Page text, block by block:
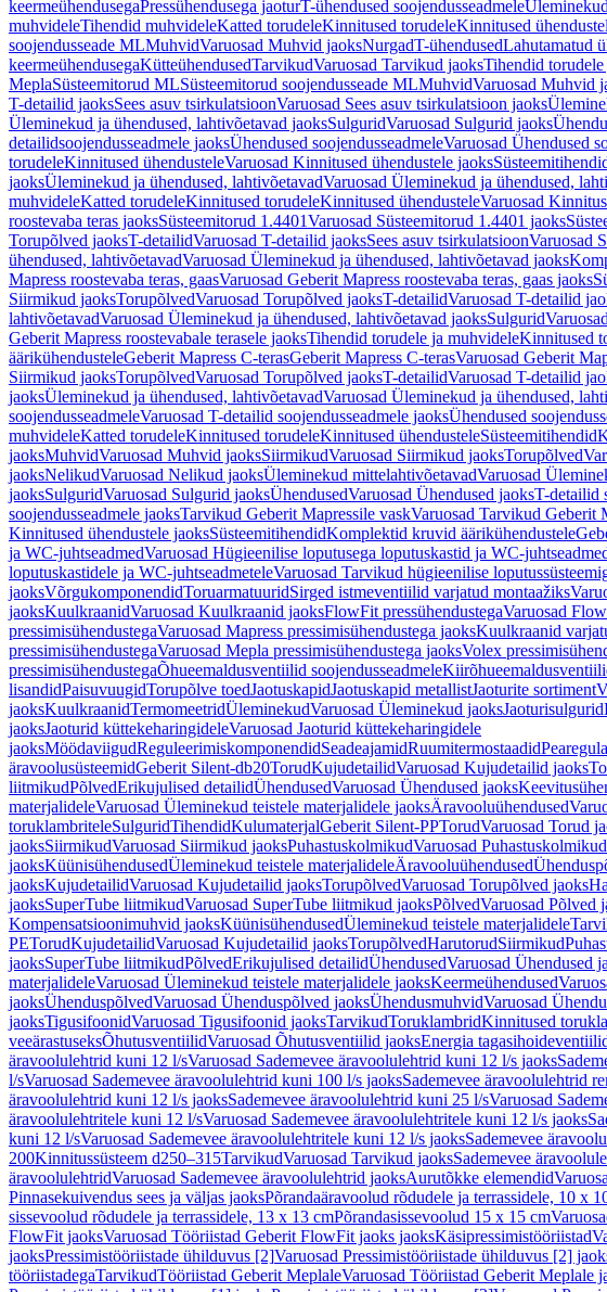
keermeühendusegaPressühendusega jaoturT-ühendused soojendusseadmele
muhvideleTihendid muhvideleKatted torudeleKinnitused torudeleKinnitused
soojendusseade MLMuhvidVaruosad Muhvid jaoksNurgadT-ühendusedLahutamatud
keermeühendusegaKütteühendusedTarvikudVaruosad Tarvikud jaoksTihendid
MeplaSüsteemitorud MLSüsteemitorud soojendusseade MLMuhvidVaruosad Muhvid
T-detailid jaoksSees asuv tsirkulatsioonVaruosad Sees asuv tsirkulatsioon jaoks
Üleminekud ja ühendused, lahtivõetavad jaoksSulguridVaruosad Sulgurid jaoks
detailidsoojendusseadmele jaoksÜhendused soojendusseadmeleVaruosad Ühendused
torudeleKinnitused ühendusteleVaruosad Kinnitused ühendustele jaoks
jaoksÜleminekud ja ühendused, lahtivõetavadVaruosad Üleminekud ja ühendused,
muhvideleKatted torudeleKinnitused torudeleKinnitused ühendusteleVaruosad
roostevaba teras jaoksSüsteemitorud 1.4401Varuosad Süsteemitorud 1.4401 jaoks
Torupõlved jaoksT-detailidVaruosad T-detailid jaoksSees asuv tsirkulatsioonVaruosad
ühendused, lahtivõetavadVaruosad Üleminekud ja ühendused, lahtivõetavad jaoks
Mapress roostevaba teras, gaasVaruosad Geberit Mapress roostevaba teras, gaas jaoks
Siirmikud jaoksTorupõlvedVaruosad Torupõlved jaoksT-detailidVaruosad T-detailid
lahtivõetavadVaruosad Üleminekud ja ühendused, lahtivõetavad jaoksSulgurid
Geberit Mapress roostevabale terasele jaoksTihendid torudele ja muhvideleKinnitused
äärikühendusteleGeberit Mapress C-terasGeberit Mapress C-terasVaruosad Geberit
Siirmikud jaoksTorupõlvedVaruosad Torupõlved jaoksT-detailidVaruosad T-detailid
jaoksÜleminekud ja ühendused, lahtivõetavadVaruosad Üleminekud ja ühendused,
soojendusseadmeleVaruosad T-detailid soojendusseadmele jaoksÜhendused
muhvideleKatted torudeleKinnitused torudeleKinnitused ühendusteleSüsteemitihendid
jaoksMuhvidVaruosad Muhvid jaoksSiirmikudVaruosad Siirmikud jaoksTorupõlved
jaoksNelikudVaruosad Nelikud jaoksÜleminekud mittelahtivõetavadVaruosad
jaoksSulguridVaruosad Sulgurid jaoksÜhendusedVaruosad Ühendused jaoksT-detailid
soojendusseadmele jaoksTarvikud Geberit Mapressile vaskVaruosad Tarvikud Geberit
Kinnitused ühendustele jaoksSüsteemitihendidKomplektid kruvid äärikühendustele
ja WC-juhtseadmedVaruosad Hügieenilise loputusega loputuskastid ja WC-
loputuskastidele ja WC-juhtseadmeteleVaruosad Tarvikud hügieenilise
jaoksVõrgukomponendidToruarmatuuridSirged istmeventiilid varjatud montaažiks
jaoksKuulkraanidVaruosad Kuulkraanid jaoksFlowFit pressühendustegaVaruosad
pressimisühendustegaVaruosad Mapress pressimisühendustega jaoksKuulkraanid
pressimisühendustegaVaruosad Mepla pressimisühendustega jaoksVolex
pressimisühendustegaÕhueemaldusventiilid soojendusseadmele
lisandidPaisuvuugidTorupõlve toedJaotuskapidJaotuskapid metallistJaoturite sortiment
jaoksKuulkraanidTermomeetridÜleminekudVaruosad Üleminekud jaoksJaoturisulgurid
jaoksJaoturid küttekeharingideleVaruosad Jaoturid küttekeharingidele
jaoksMöödaviigudReguleerimiskomponendidSeadeajamidRuumitermostaadid
äravoolusüsteemidGeberit Silent-db20TorudKujudetailidVaruosad Kujudetailid jaoks
liitmikudPõlvedErikujulised detailidÜhendusedVaruosad Ühendused jaoks
materjalideleVaruosad Üleminekud teistele materjalidele jaoksÄravooluühendused
toruklambriteleSulguridTihendidKulumaterjalGeberit Silent-PPTorudVaruosad Torud
jaoksSiirmikudVaruosad Siirmikud jaoksPuhastuskolmikudVaruosad
jaoksKüünisühendusedÜleminekud teistele materjalideleÄravooluühendused
jaoksKujudetailidVaruosad Kujudetailid jaoksTorupõlvedVaruosad Torupõlved jaoks
jaoksSuperTube liitmikudVaruosad SuperTube liitmikud jaoksPõlvedVaruosad Põlved
Kompensatsioonimuhvid jaoksKüünisühendusedÜleminekud teistele materjalidele
PETorudKujudetailidVaruosad Kujudetailid jaoksTorupõlvedHarutorudSiirmikud
jaoksSuperTube liitmikudPõlvedErikujulised detailidÜhendusedVaruosad Ühendused
materjalideleVaruosad Üleminekud teistele materjalidele jaoksKeermeühendused
jaoksÜhenduspõlvedVaruosad Ühenduspõlved jaoksÜhendusmuhvidVaruosad
jaoksTigusifoonidVaruosad Tigusifoonid jaoksTarvikudToruklambridKinnitused
veeärastuseksÕhutusventiilidVaruosad Õhutusventiilid jaoksEnergia
äravoolulehtrid kuni 12 l/sVaruosad Sademevee äravoolulehtrid kuni 12 l/s jaoks
l/sVaruosad Sademevee äravoolulehtrid kuni 100 l/s jaoksSademevee äravoolulehtrid
äravoolulehtrid kuni 12 l/s jaoksSademevee äravoolulehtrid kuni 25 l/sVaruosad
äravoolulehtritele kuni 12 l/sVaruosad Sademevee äravoolulehtritele kuni 12 l/s jaoks
kuni 12 l/sVaruosad Sademevee äravoolulehtritele kuni 12 l/s jaoksSademevee
200Kinnitussüsteem d250–315TarvikudVaruosad Tarvikud jaoksSademevee
äravoolulehtridVaruosad Sademevee äravoolulehtrid jaoksAurutõkke elemendid
Pinnasekuivendus sees ja väljas jaoksPõrandaäravoolud rõdudele ja terrassidele, 10 x
sissevoolud rõdudele ja terrassidele, 13 x 13 cmPõrandasissevoolud 15 x 15 cm
FlowFit jaoksVaruosad Tööriistad Geberit FlowFit jaoks jaoksKäsipressimistööriistad
jaoksPressimistööriistade ühilduvus [2]Varuosad Pressimistööriistade ühilduvus [2]
tööriistadegaTarvikudTööriistad Geberit MeplaleVaruosad Tööriistad Geberit Meplale